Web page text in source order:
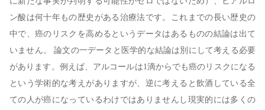
ン酸は何十年もの歴史がある治療法です。これまでの長い歴史の
中で、癌のリスクを高めるというデータはあるものの結論は出て
いません。 論文の一データと医学的な結論は別にして考える必要
があります。例えば、アルコールは1滴からでも癌のリスクになる
という学術的な考えがありますが、逆に考えると飲酒している全
ての人が癌になっているわけではありませんし現実的には多くの